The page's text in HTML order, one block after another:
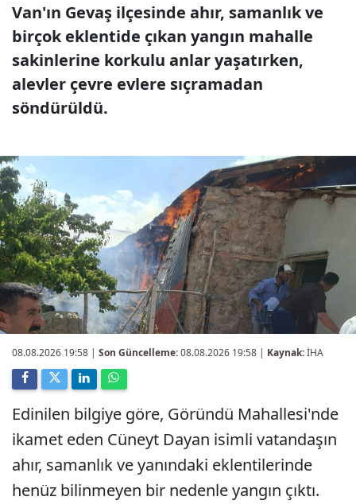
Van'ın Gevaş ilçesinde ahır, samanlık ve
birçok eklentide çıkan yangın mahalle
sakinlerine korkulu anlar yaşatırken,
alevler çevre evlere sıçramadan
söndürüldü.
08.08.2026 19:58 | Son Güncelleme:08.08.2026 19:58 | Kaynak:İHA
Edinilen bilgiye göre, Göründü Mahallesi'nde
ikamet eden Cüneyt Dayan isimli vatandaşın
ahır, samanlık ve yanındaki eklentilerinde
henüz bilinmeyen bir nedenle yangın çıktı.